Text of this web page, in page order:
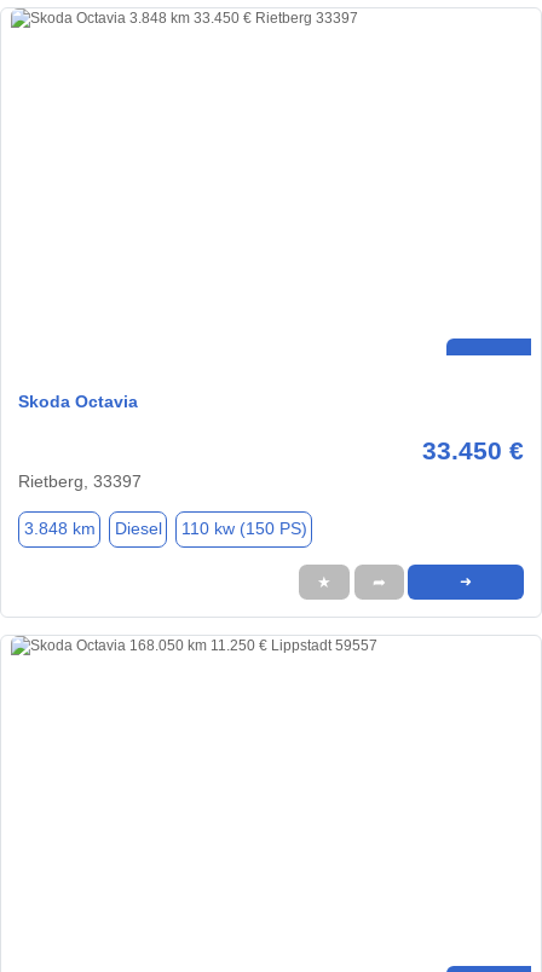
Skoda Octavia
33.450 €
Rietberg, 33397
3.848 km Diesel 110 kw (150 PS)
★ ➦ ➜